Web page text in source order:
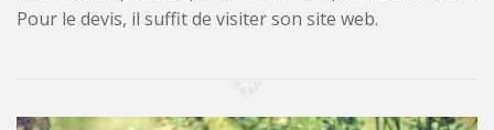
Pour le devis, il suffit de visiter son site web.